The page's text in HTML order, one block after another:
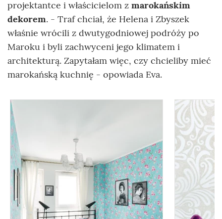
projektantce i właścicielom z marokańskim
dekorem. - Traf chciał, że Helena i Zbyszek
właśnie wrócili z dwutygodniowej podróży po
Maroku i byli zachwyceni jego klimatem i
architekturą. Zapytałam więc, czy chcieliby mieć
marokańską kuchnię - opowiada Eva.